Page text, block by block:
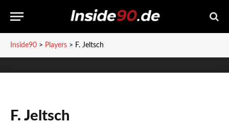
Inside90 > Players > F. Jeltsch
F. Jeltsch